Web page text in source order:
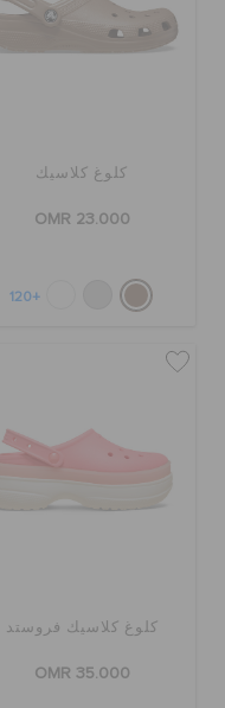
كلوغ كلاسيك
OMR 23.000
+120
كلوغ كلاسيك فروستد
OMR 35.000